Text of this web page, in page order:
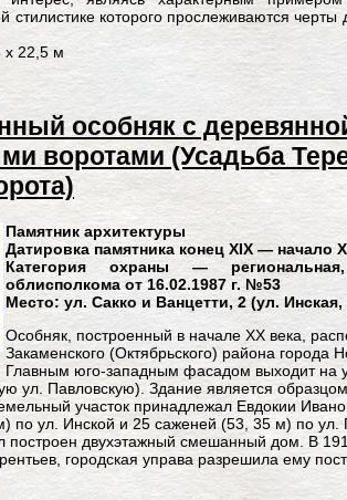
стилистике которого прослеживаются черты
х 22,5 м
особняк с
воротами (Усадьба
Памятник архитектуры
Датировка памятника конец XIX — начало
Категория охраны —
облисполкома от 16.02.1987 г. №53
Место: ул. Сакко и Ванцетти, 2 (ул. Инская,
Особняк, построенный в начале ХХ века,
Закаменского (Октябрьского) района города
Главным юго-западным фасадом выходит на
ул. Павловскую). Здание является
участок принадлежал Евдокии
по ул. Инской и 25 саженей (53, 35 м) по ул.
построен двухэтажный смешанный дом. В
городская управа разрешила ему